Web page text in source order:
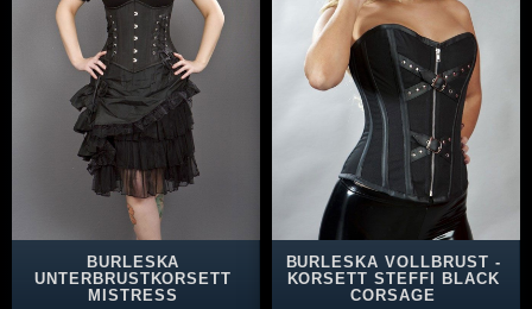
BURLESKA
UNTERBRUSTKORSETT
MISTRESS
BURLESKA VOLLBRUST -
KORSETT STEFFI BLACK
CORSAGE